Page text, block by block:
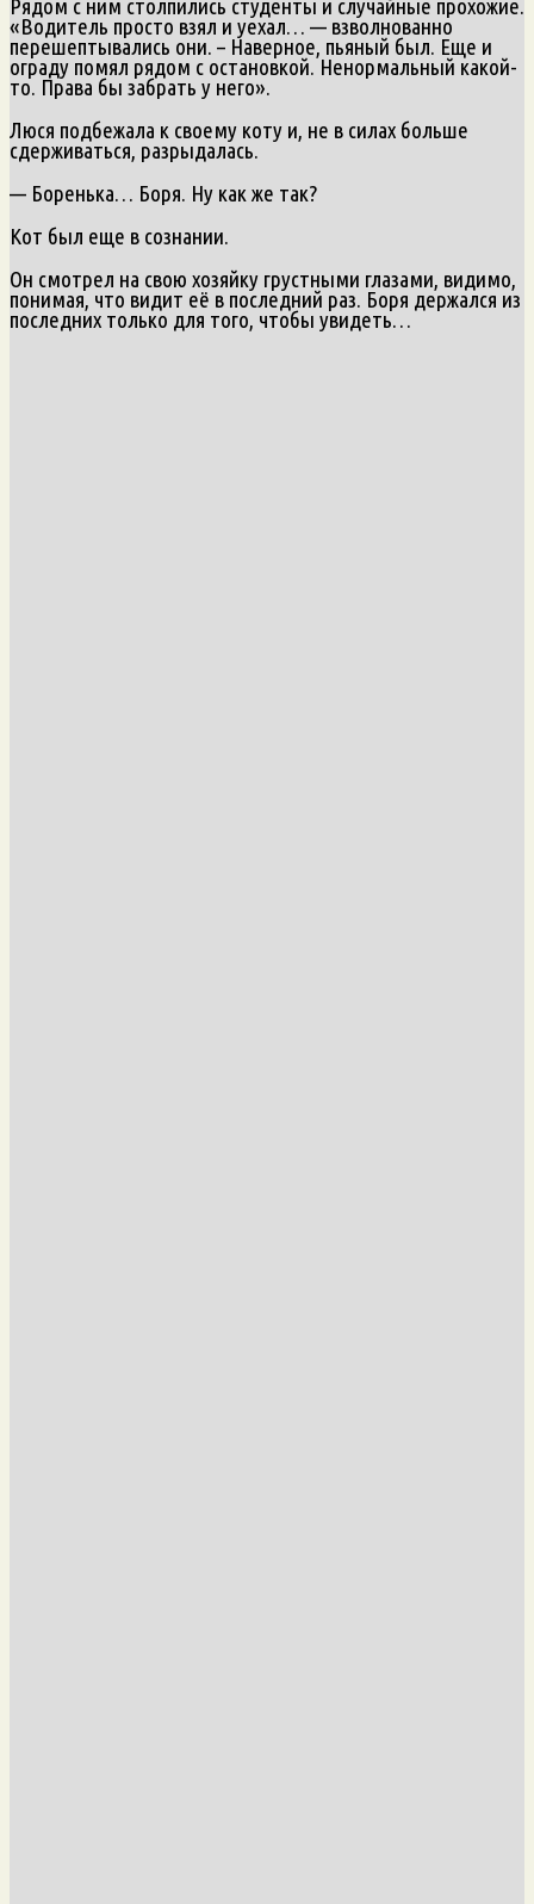
Рядом с ним столпились студенты и случайные прохожие.
«Водитель просто взял и уехал… — взволнованно
перешептывались они. – Наверное, пьяный был. Еще и
ограду помял рядом с остановкой. Ненормальный какой-
то. Права бы забрать у него».
Люся подбежала к своему коту и, не в силах больше
сдерживаться, разрыдалась.
— Боренька… Боря. Ну как же так?
Кот был еще в сознании.
Он смотрел на свою хозяйку грустными глазами, видимо,
понимая, что видит её в последний раз. Боря держался из
последних только для того, чтобы увидеть…